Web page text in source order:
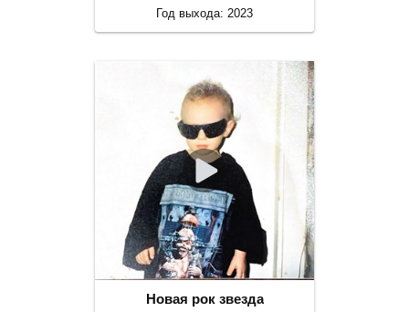
Год выхода: 2023
Новая рок звезда